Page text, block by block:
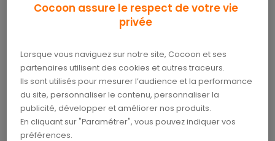
contactés
demande de rappel. Un
conseiller vous contactera très
prochainement.
Cocoon assure le respect de votre vie
privée
Lorsque vous naviguez sur notre site, Cocoon et ses
partenaires utilisent des cookies et autres traceurs.
Ils sont utilisés pour mesurer l’audience et la performance
du site, personnaliser le contenu, personnaliser la
publicité, développer et améliorer nos produits.
En cliquant sur "Paramétrer", vous pouvez indiquer vos
préférences.